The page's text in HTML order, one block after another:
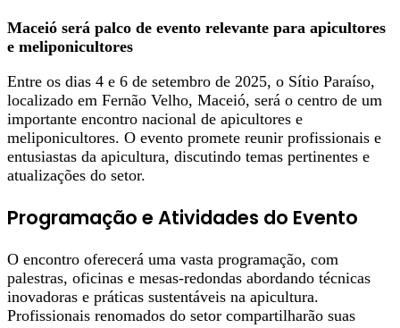
Maceió será palco de evento relevante para apicultores
e meliponicultores
Entre os dias 4 e 6 de setembro de 2025, o Sítio Paraíso,
localizado em Fernão Velho, Maceió, será o centro de um
importante encontro nacional de apicultores e
meliponicultores. O evento promete reunir profissionais e
entusiastas da apicultura, discutindo temas pertinentes e
atualizações do setor.
Programação e Atividades do Evento
O encontro oferecerá uma vasta programação, com
palestras, oficinas e mesas-redondas abordando técnicas
inovadoras e práticas sustentáveis na apicultura.
Profissionais renomados do setor compartilharão suas